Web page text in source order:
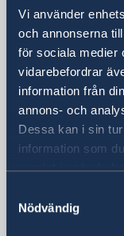
Vi använder
och annonserna
för sociala medier
vidarebefordrar
information från
annons- och
Dessa kan i sin
information som
samlat in när du
Nödvändig
Besöksadress
Shanghai
381
Huangpu,
Metro:
Postadress
Sveriges
1521-1541
381
Kina